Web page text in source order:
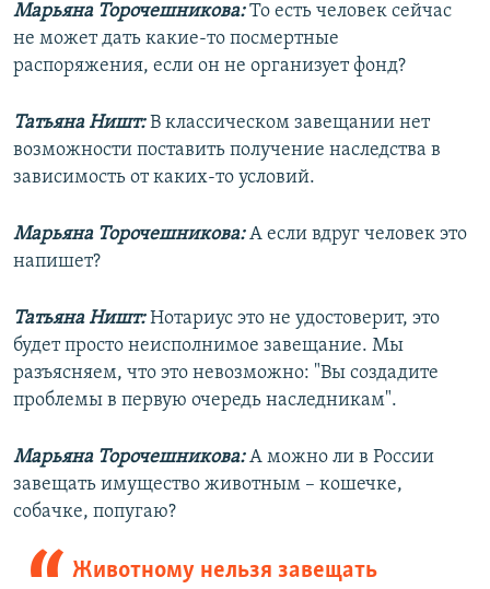
Марьяна Торочешникова:То есть человек сейчас
не может дать какие-то посмертные
распоряжения, если он не организует фонд?
Татьяна Ништ:В классическом завещании нет
возможности поставить получение наследства в
зависимость от каких-то условий.
Марьяна Торочешникова:А если вдруг человек это
напишет?
Татьяна Ништ:Нотариус это не удостоверит, это
будет просто неисполнимое завещание. Мы
разъясняем, что это невозможно: "Вы создадите
проблемы в первую очередь наследникам".
Марьяна Торочешникова:А можно ли в России
завещать имущество животным – кошечке,
собачке, попугаю?
Животному нельзя завещать